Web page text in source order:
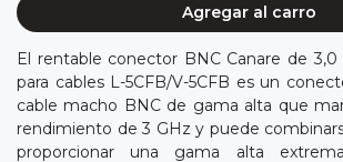
Agregar al carro
El rentable conector BNC Canare de
para cables L-5CFB/V-5CFB es un
cable macho BNC de gama alta que
rendimiento de 3 GHz y puede
proporcionar una gama alta